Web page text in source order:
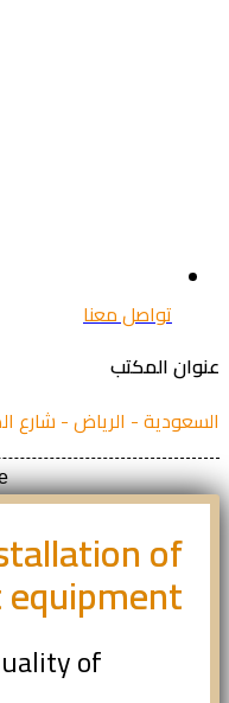
تواصل معنا
المكتب
- الرياض - شارع
of
equipment
of